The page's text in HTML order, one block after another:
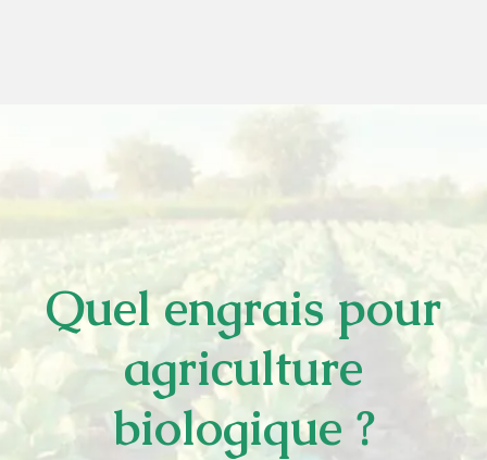
Quel engrais pour
agriculture
biologique ?